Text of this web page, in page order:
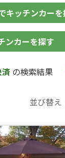
キッチンカーを
ンカーを探す
の検索結果
並び替え